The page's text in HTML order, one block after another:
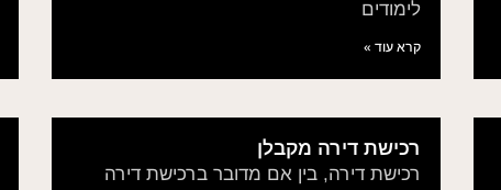
לימודים
קרא עוד »
רכישת דירה מקבלן
רכישת דירה, בין אם מדובר ברכישת דירה